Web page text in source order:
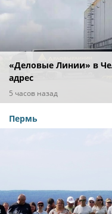
«Деловые Линии» в
адрес
5 часов назад
Пермь